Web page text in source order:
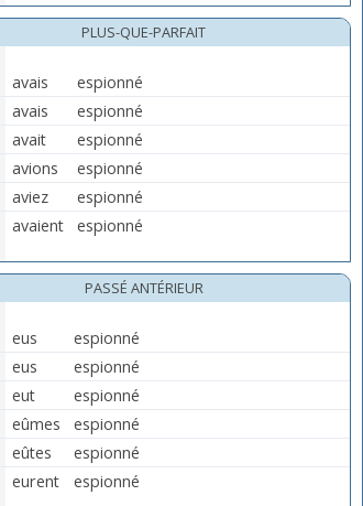
PLUS-QUE-PARFAIT
avais
espionné
avais
espionné
avait
espionné
avions
espionné
aviez
espionné
avaient espionné
PASSÉ ANTÉRIEUR
eus
espionné
eus
espionné
eut
espionné
eûmes
espionné
eûtes
espionné
eurent espionné